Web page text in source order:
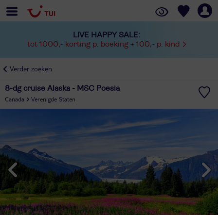
LIVE HAPPY SALE:
tot 1000,- korting p. boeking + 100,- p. kind
Verder zoeken
8-dg cruise Alaska - MSC Poesia
Canada
Verenigde Staten